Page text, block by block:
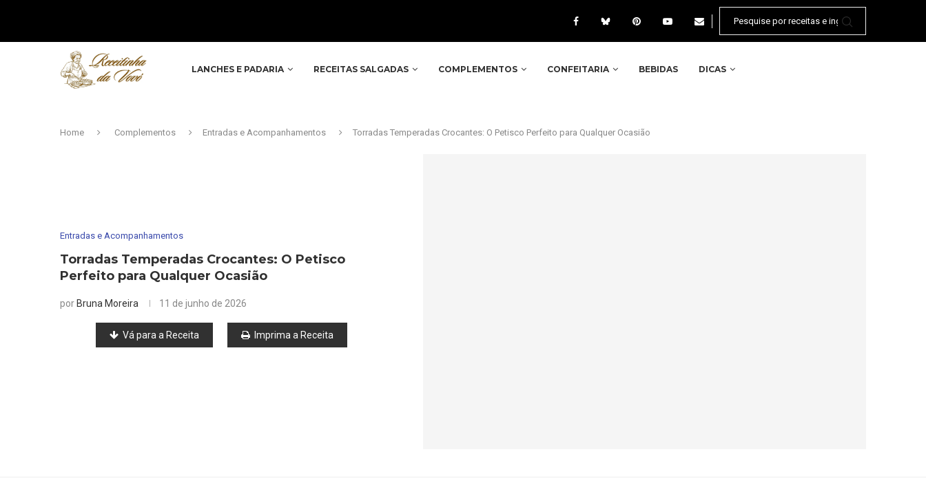
LANCHES E PADARIA RECEITAS SALGADAS COMPLEMENTOS CONFEITARIA BEBIDAS DICAS
Home Complementos Entradas e Acompanhamentos Torradas Temperadas Crocantes: O Petisco Perfeito para Qualquer Ocasião
Entradas e Acompanhamentos
Torradas Temperadas Crocantes: O Petisco
Perfeito para Qualquer Ocasião
por Bruna Moreira 11 de junho de 2026
Vá para a Receita Imprima a Receita